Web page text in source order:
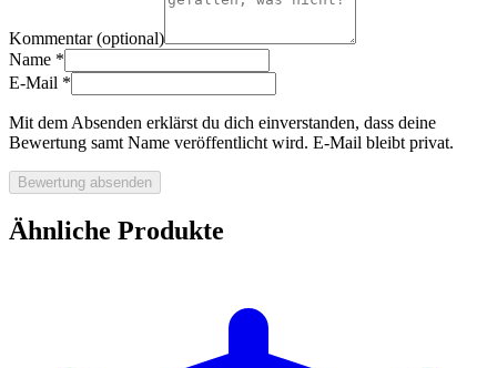
Kommentar (optional)
Name *
E-Mail *
Mit dem Absenden erklärst du dich einverstanden, dass deine
Bewertung samt Name veröffentlicht wird. E-Mail bleibt privat.
Bewertung absenden
Ähnliche Produkte